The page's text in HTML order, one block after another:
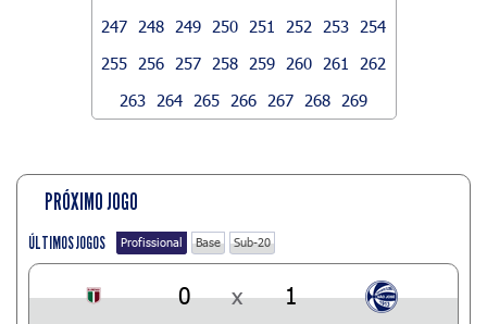
247
248 249 250 251 252 253
254
255
256 257 258 259 260 261
262
263
264 265 266 267 268 269
PRÓXIMO JOGO
ÚLTIMOS JOGOS Profissional Base Sub-20
0 x 1